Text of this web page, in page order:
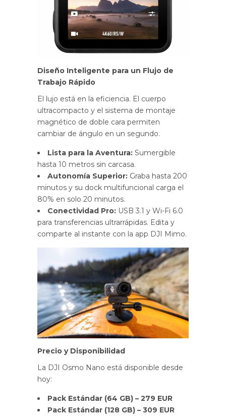
Diseño Inteligente para un Flujo de
Trabajo Rápido
El lujo está en la eficiencia. El cuerpo
ultracompacto y el sistema de montaje
magnético de doble cara permiten
cambiar de ángulo en un segundo.
Lista para la Aventura: Sumergible
hasta 10 metros sin carcasa.
Autonomía Superior: Graba hasta 200
minutos y su dock multifuncional carga el
80% en solo 20 minutos.
Conectividad Pro: USB 3.1 y Wi-Fi 6.0
para transferencias ultrarrápidas. Edita y
comparte al instante con la app DJI Mimo.
Precio y Disponibilidad
La DJI Osmo Nano está disponible desde
hoy:
Pack Estándar (64 GB) – 279 EUR
Pack Estándar (128 GB) – 309 EUR